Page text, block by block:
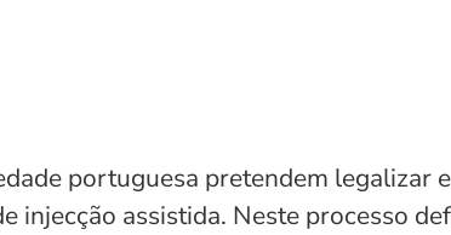
portuguesa pretendem legalizar
injecção assistida. Neste processo